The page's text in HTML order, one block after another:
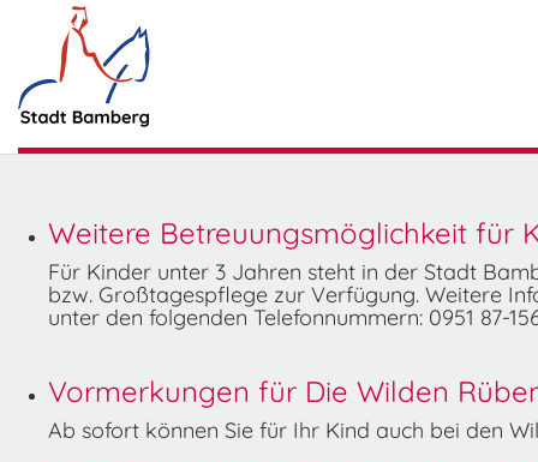
Weitere Betreuungsmöglichkeit für
Für Kinder unter 3 Jahren steht in der Stadt
bzw. Großtagespflege zur Verfügung. Weitere
unter den folgenden Telefonnummern: 0951 87-
Vormerkungen für Die Wilden
Ab sofort können Sie für Ihr Kind auch bei den